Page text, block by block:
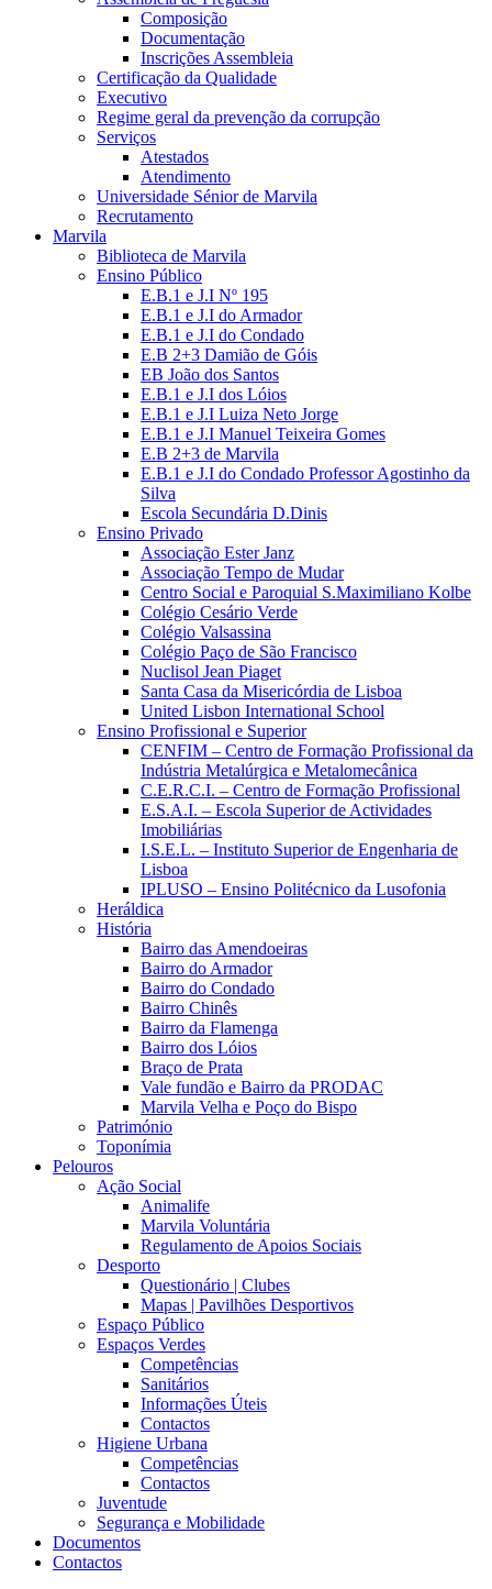
Composição
Documentação
Inscrições Assembleia
Certificação da Qualidade
Executivo
Regime geral da prevenção da corrupção
Serviços
Atestados
Atendimento
Universidade Sénior de Marvila
Recrutamento
Marvila
Biblioteca de Marvila
Ensino Público
E.B.1 e J.I Nº 195
E.B.1 e J.I do Armador
E.B.1 e J.I do Condado
E.B 2+3 Damião de Góis
EB João dos Santos
E.B.1 e J.I dos Lóios
E.B.1 e J.I Luiza Neto Jorge
E.B.1 e J.I Manuel Teixeira Gomes
E.B 2+3 de Marvila
E.B.1 e J.I do Condado Professor Agostinho da
Silva
Escola Secundária D.Dinis
Ensino Privado
Associação Ester Janz
Associação Tempo de Mudar
Centro Social e Paroquial S.Maximiliano Kolbe
Colégio Cesário Verde
Colégio Valsassina
Colégio Paço de São Francisco
Nuclisol Jean Piaget
Santa Casa da Misericórdia de Lisboa
United Lisbon International School
Ensino Profissional e Superior
CENFIM – Centro de Formação Profissional da
Indústria Metalúrgica e Metalomecânica
C.E.R.C.I. – Centro de Formação Profissional
E.S.A.I. – Escola Superior de Actividades
Imobiliárias
I.S.E.L. – Instituto Superior de Engenharia de
Lisboa
IPLUSO – Ensino Politécnico da Lusofonia
Heráldica
História
Bairro das Amendoeiras
Bairro do Armador
Bairro do Condado
Bairro Chinês
Bairro da Flamenga
Bairro dos Lóios
Braço de Prata
Vale fundão e Bairro da PRODAC
Marvila Velha e Poço do Bispo
Património
Toponímia
Pelouros
Ação Social
Animalife
Marvila Voluntária
Regulamento de Apoios Sociais
Desporto
Questionário | Clubes
Mapas | Pavilhões Desportivos
Espaço Público
Espaços Verdes
Competências
Sanitários
Informações Úteis
Contactos
Higiene Urbana
Competências
Contactos
Juventude
Segurança e Mobilidade
Documentos
Contactos